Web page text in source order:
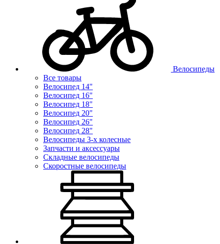
Велосипеды
Все товары
Велосипед 14"
Велосипед 16"
Велосипед 18"
Велосипед 20"
Велосипед 26"
Велосипед 28"
Велосипеды 3-х колесные
Запчасти и аксессуары
Складные велосипеды
Скоростные велосипеды